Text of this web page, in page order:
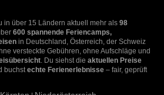
in über 15 Ländern aktuell mehr als 98
600 spannende Feriencamps,
in Deutschland, Österreich, der Schweiz
versteckte Gebühren, ohne Aufschläge und
. Du siehst die aktuellen Preise
buchstechte Ferienerlebnisse – fair, geprüft